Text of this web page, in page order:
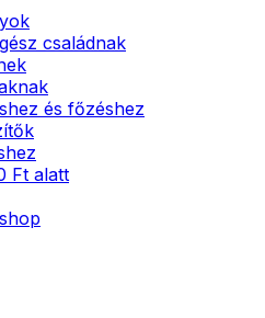
családnak
és főzéshez
Ft alatt